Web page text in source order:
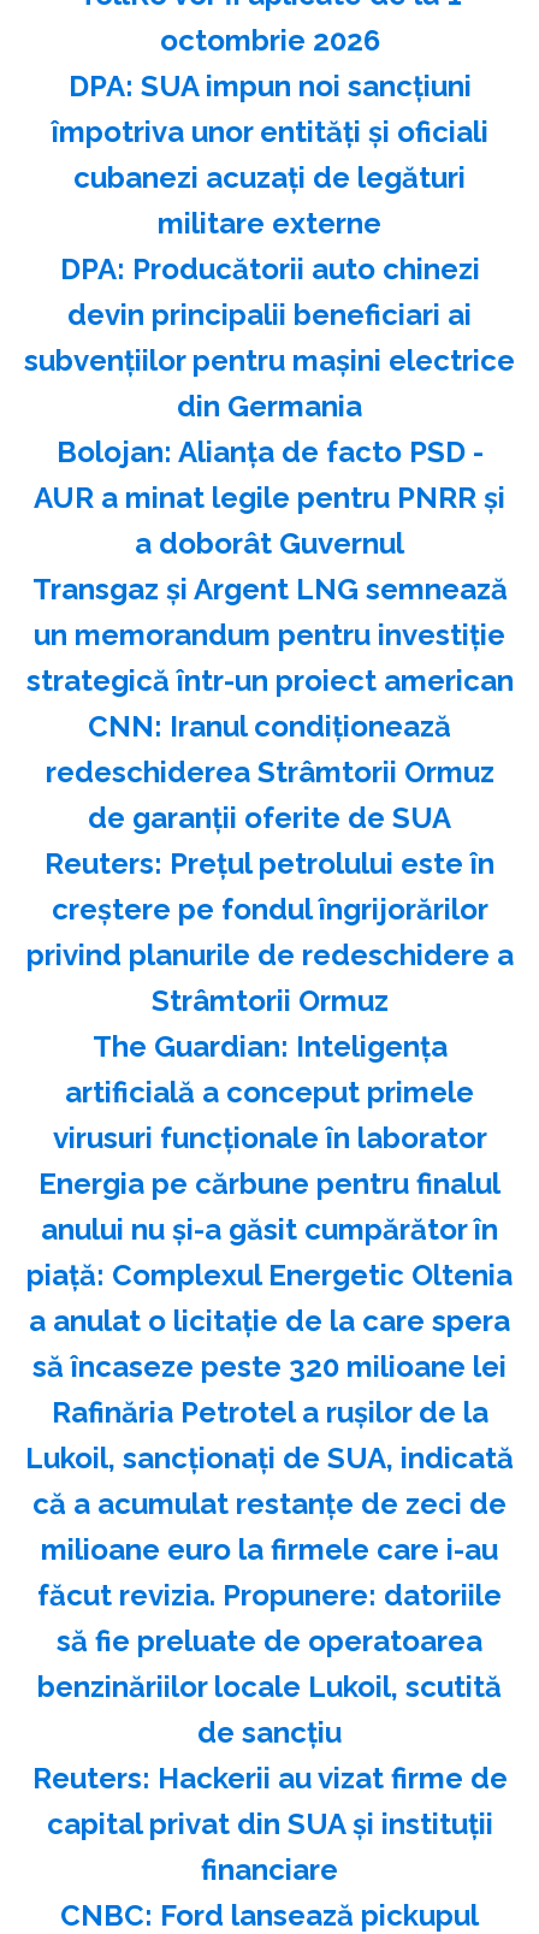
octombrie 2026
DPA: SUA impun noi sancţiuni
împotriva unor entităţi şi oficiali
cubanezi acuzaţi de legături
militare externe
DPA: Producătorii auto chinezi
devin principalii beneficiari ai
subvenţiilor pentru maşini electrice
din Germania
Bolojan: Alianţa de facto PSD -
AUR a minat legile pentru PNRR şi
a doborât Guvernul
Transgaz şi Argent LNG semnează
un memorandum pentru investiţie
strategică într-un proiect american
CNN: Iranul condiţionează
redeschiderea Strâmtorii Ormuz
de garanţii oferite de SUA
Reuters: Preţul petrolului este în
creştere pe fondul îngrijorărilor
privind planurile de redeschidere a
Strâmtorii Ormuz
The Guardian: Inteligenţa
artificială a conceput primele
virusuri funcţionale în laborator
Energia pe cărbune pentru finalul
anului nu și-a găsit cumpărător în
piață: Complexul Energetic Oltenia
a anulat o licitație de la care spera
să încaseze peste 320 milioane lei
Rafinăria Petrotel a rușilor de la
Lukoil, sancționați de SUA, indicată
că a acumulat restanțe de zeci de
milioane euro la firmele care i-au
făcut revizia. Propunere: datoriile
să fie preluate de operatoarea
benzinăriilor locale Lukoil, scutită
de sancțiu
Reuters: Hackerii au vizat firme de
capital privat din SUA şi instituţii
financiare
CNBC: Ford lansează pickupul